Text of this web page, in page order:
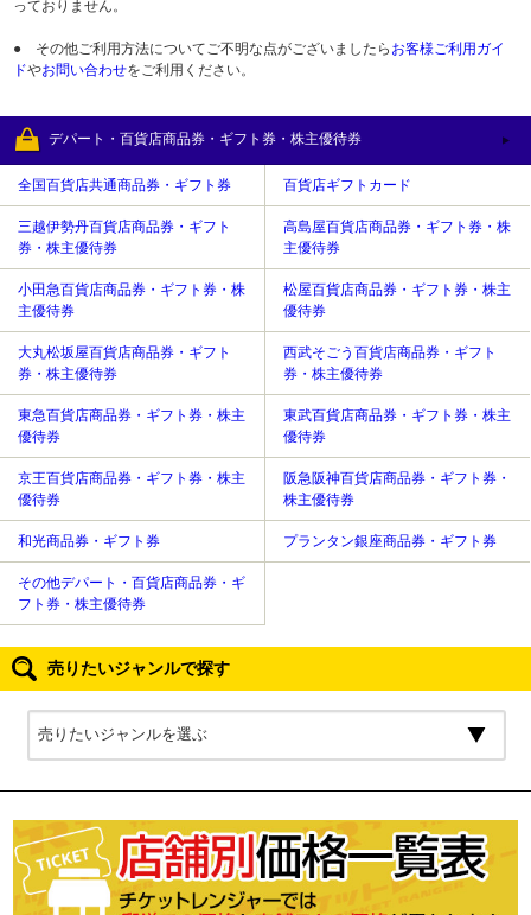
っておりません。
● その他ご利用方法についてご不明な点がございましたら お客様ご利用ガイ
ドやお問い合わせをご利用ください。
デパート・百貨店商品券・ギフト券・株主優待券
全国百貨店共通商品券・ギフト券 百貨店ギフトカード
三越伊勢丹百貨店商品券・ギフト
券・株主優待券
高島屋百貨店商品券・ギフト券・株
主優待券
小田急百貨店商品券・ギフト券・株
主優待券
松屋百貨店商品券・ギフト券・株主
優待券
大丸松坂屋百貨店商品券・ギフト
券・株主優待券
西武そごう百貨店商品券・ギフト
券・株主優待券
東急百貨店商品券・ギフト券・株主
優待券
東武百貨店商品券・ギフト券・株主
優待券
京王百貨店商品券・ギフト券・株主
優待券
阪急阪神百貨店商品券・ギフト券・
株主優待券
和光商品券・ギフト券 プランタン銀座商品券・ギフト券
その他デパート・百貨店商品券・ギ
フト券・株主優待券
売りたいジャンルで探す